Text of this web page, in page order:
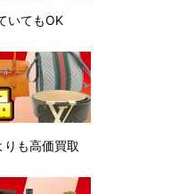
いてもOK
りも高価買取